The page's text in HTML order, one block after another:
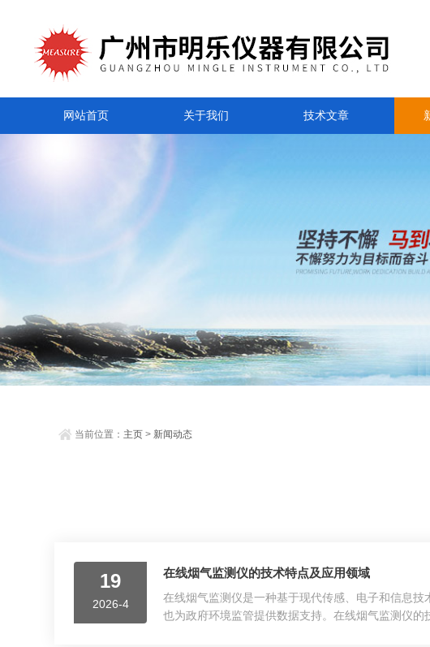
网站首页 关于我们 技术文章
当前位置： 主页 > 新闻动态
19
2026-4
在线烟气监测仪的技术特点及应用领域
在线烟气监测仪是一种基于现代传感、电子和信息
也为政府环境监管提供数据支持。在线烟气监测仪